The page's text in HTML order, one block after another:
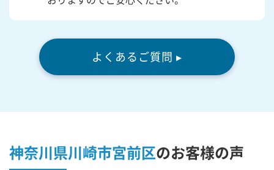
よくあるご質問 ▸
神奈川県川崎市宮前区のお客様の声